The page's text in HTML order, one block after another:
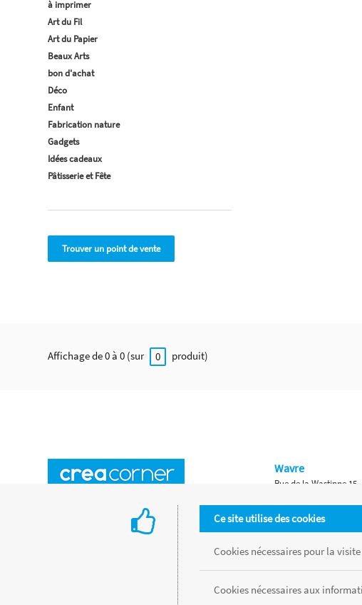
à imprimer
Art du Fil
Art du Papier
Beaux Arts
bon d'achat
Déco
Enfant
Fabrication nature
Gadgets
Idées cadeaux
Pâtisserie et Fête
Trouver un point de vente
Affichage de 0 à 0 (sur 0 produit)
Ce site utilise des cookies
Cookies nécessaires pour la
Cookies nécessaires aux
Wavre
Rue de la Wastinne 15,
Waterloo
Chaussée de Bruxelles